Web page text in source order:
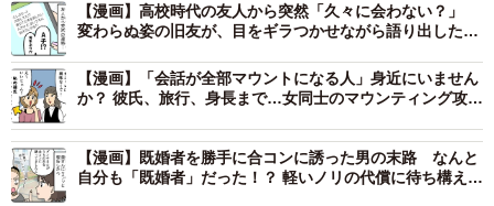
秘密兵器「手作りサイコロ」！
作り方は簡単。紙に適当に線を引いて、6つのマスを作るだ
け。
中に書いたお題は、「この1年で一番笑った話」「恥ずかし
かった話」「誰にも言ってない失敗」「最近のマイブー
【漫画】高校時代の友人から突然「久々に会わない？」
変わらぬ姿の旧友が、目をギラつかせながら語り出したこ
【漫画】「会話が全部マウントになる人」身近にいません
か？ 彼氏、旅行、身長まで…女同士のマウンティング攻防
【漫画】既婚者を勝手に合コンに誘った男の末路 なんと
自分も「既婚者」だった！？ 軽いノリの代償に待ち構えて